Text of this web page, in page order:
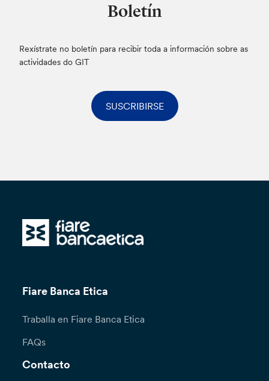
Boletín
Rexístrate no boletín para recibir toda a información sobre as
actividades do GIT
SUSCRIBIRSE
Fiare Banca Etica
Traballa en Fiare Banca Etica
FAQs
Contacto